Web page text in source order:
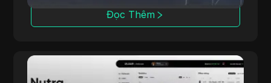
Đọc Thêm
Dr.cash